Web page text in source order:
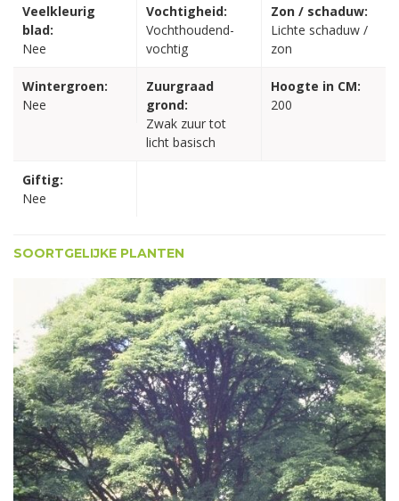
Veelkleurig
blad:
Nee
Vochtigheid:
Vochthoudend-
vochtig
Zon / schaduw:
Lichte schaduw /
zon
Wintergroen:
Nee
Zuurgraad
grond:
Zwak zuur tot
licht basisch
Hoogte in CM:
200
Giftig:
Nee
SOORTGELIJKE PLANTEN